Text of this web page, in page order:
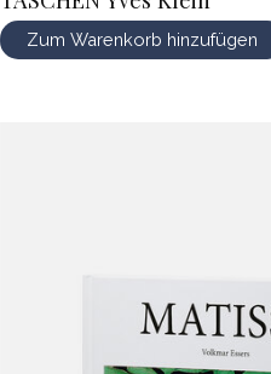
Zum Warenkorb hinzufügen